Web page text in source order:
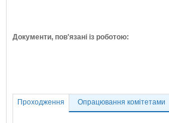
Документи, пов'язані із роботою:
Проходження Опрацювання комітетами